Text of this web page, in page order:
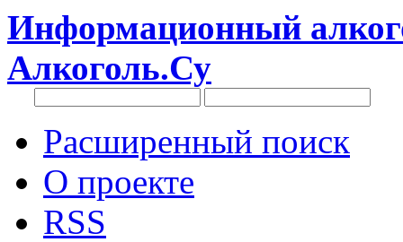
Информационный
Алкоголь.Су
Расширенный поиск
О проекте
RSS